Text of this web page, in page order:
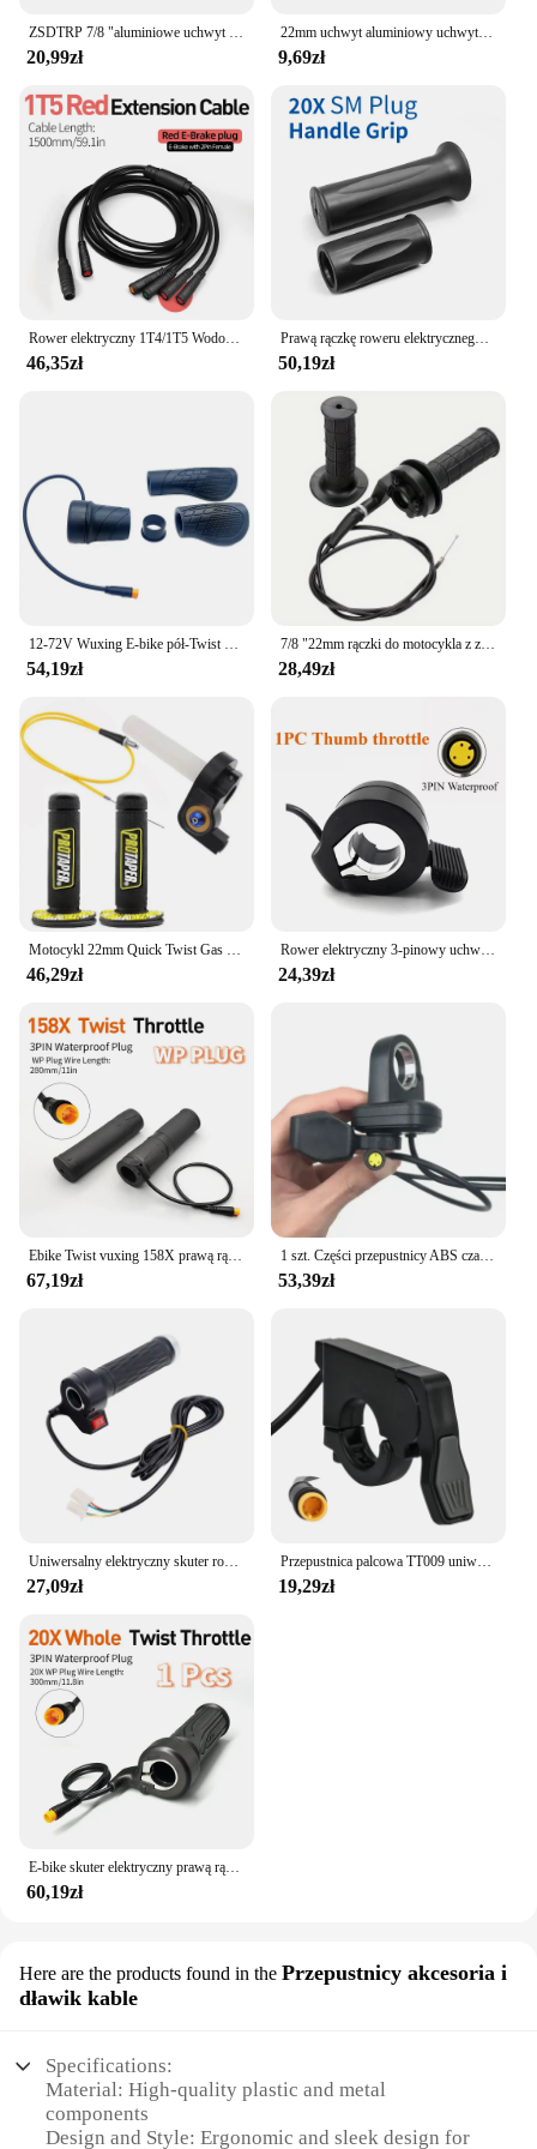
ZSDTRP 7/8 "aluminiowe uchwyt na manetkę gazu szybkie działanie osiadłe gazu przepustnicy z kablem do pitbike brudu 50 cm3 110 cm3 125 cm3
20,99zł
22mm uchwyt aluminiowy uchwyt na manetkę gazu uchwyty do kierownicy 1/4 szybkoobrotowe osiadanie gazu przepustnicy z przewód przepustnicy do pitbike brudu
9,69zł
Rower elektryczny 1T4/1T5 Wodoodporny kontroler kabli Light Ebrake Wyświetlacz przepustnicy Akcesoria do konwersji kabli roweru elektrycznego
46,35zł
Prawą rączkę roweru elektrycznego 20X pół-Twist przepustnica 24V 36V 48V 60V 72V wodoodporna/złącze SM do E rowerów lub skutera elektrycznego
50,19zł
12-72V Wuxing E-bike pół-Twist przepustnica 76X prawa ręka 3 Pin wodoodporna wtyczka do główny silnik Bafang
54,19zł
7/8 "22mm rączki do motocykla z zacisk przepustnicy przewodem skręcającym przewód przepustnicy do wyścigów motor terenowy boksów o pojemności 50-250 cm3 w ATV Quad
28,49zł
Motocykl 22mm Quick Twist Gas Throttle Settle Grips Handle Grips 1.2m Throttle Cable For Honda Yamaha Kawasaki Suzuki KTM ATV
46,29zł
Rower elektryczny 3-pinowy uchwyt przepustnicy z regulacją prędkości palca do silnika BBS Bafang
24,39zł
Ebike Twist vuxing 158X prawą rączkę przepustnica elektryczna skuter rowerowy do 24V 36V 48V 60V 72V E części do konwersji roweru
67,19zł
1 szt. Części przepustnicy ABS czarne elementy rowerowe E-rower dla silnikiem Bafang BBS01/02 kierownica lewa/prawa
53,39zł
Uniwersalny elektryczny skuter rowerowy skręcany przepustnica wysoki średni niska prędkość do przodu wsteczny uchwyt przyspieszenia przepustnicy ABS
27,09zł
Przepustnica palcowa TT009 uniwersalna 22mm 36V 48V 60V 72V elektryczny skuter rowerowy akcelerator lewa prawa kierownica
19,29zł
E-bike skuter elektryczny prawą rączkę 20X pełna przepustnica 24V 36V 48V 60V 72V wodoodporna/SM złącze
60,19zł
Here are the products found in the Przepustnicy akcesoria i
dławik kable
Specifications:
Material: High-quality plastic and metal
components
Design and Style: Ergonomic and sleek design for